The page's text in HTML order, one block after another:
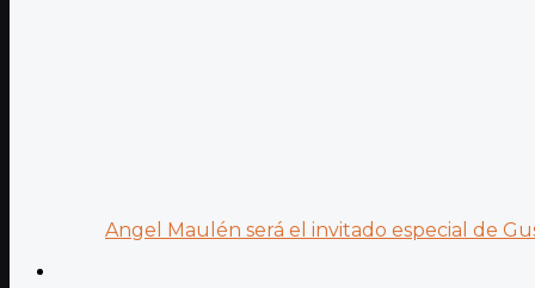
Angel Maulén será el invitado especial de